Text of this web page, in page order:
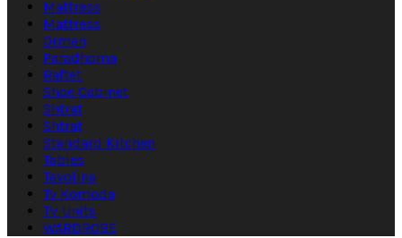
Mattress
Mattress
Orman
Paradhoma
Raftet
Shoe Cabinet
Shtrat
Shtrat
Standard Kitchen
Tables
Tavolina
Tv Komoda
TV Units
WARDROBE